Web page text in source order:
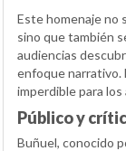
Este homenaje no
sino que también
audiencias
enfoque narrativo.
imperdible para
Público y
Buñuel, conocido